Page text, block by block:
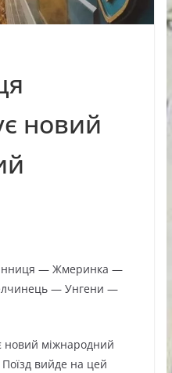
новий
— Жмеринка —
— Унгени —
новий міжнародний
вийде на цей